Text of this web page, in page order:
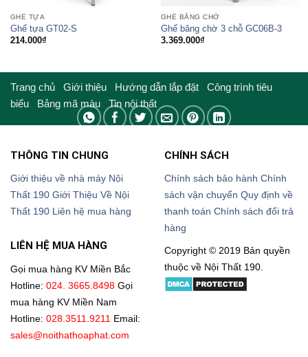
GHẾ TỰA
Ghế tựa GT02-S
214.000₫
GHẾ BĂNG CHỜ
Ghế băng chờ 3 chỗ GC06B-3
3.369.000₫
Trang chủ Giới thiệu Hướng dẫn lắp đặt Công trình tiêu
biểu
Bảng mã màu Tin nội thất
THÔNG TIN CHUNG
Giới thiệu về nhà máy Nội
Thất 190 Giới Thiệu Về Nội
Thất 190 Liên hệ mua hàng
CHÍNH SÁCH
Chính sách bảo hành Chính
sách vận chuyển Quy định về
thanh toán Chính sách đổi trả
hàng
LIÊN HỆ MUA HÀNG
Gọi mua hàng KV Miền Bắc
Hotline: 024. 3665.8498 Gọi
mua hàng KV Miền Nam
Hotline: 028.3511.9211 Email:
sales@noithathoaphat.com
Copyright © 2019 Bản quyền
thuộc về Nội Thất 190.